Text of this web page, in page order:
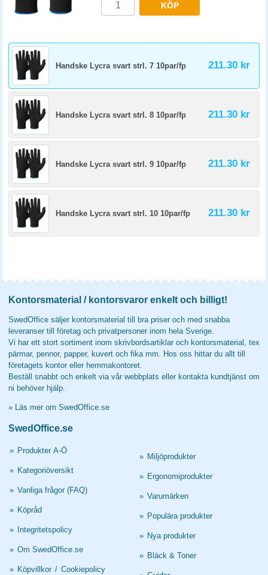
KÖP
Handske Lycra svart strl. 7 10par/fp 211.30 kr
Handske Lycra svart strl. 8 10par/fp 211.30 kr
Handske Lycra svart strl. 9 10par/fp 211.30 kr
Handske Lycra svart strl. 10 10par/fp 211.30 kr
Kontorsmaterial / kontorsvaror enkelt och billigt!
SwedOffice säljer kontorsmaterial till bra priser och med snabba
leveranser till företag och privatpersoner inom hela Sverige.
Vi har ett stort sortiment inom skrivbordsartiklar och kontorsmaterial, tex
pärmar, pennor, papper, kuvert och fika mm. Hos oss hittar du allt till
företagets kontor eller hemmakontoret.
Beställ snabbt och enkelt via vår webbplats eller kontakta kundtjänst om
ni behöver hjälp.
» Läs mer om SwedOffice.se
SwedOffice.se
» Produkter A-Ö
» Kategoriöversikt
» Vanliga frågor (FAQ)
» Köpråd
» Integritetspolicy
» Om SwedOffice.se
» Köpvillkor / Cookiepolicy
» Miljöprodukter
» Ergonomiprodukter
» Varumärken
» Populära produkter
» Nya produkter
» Bläck & Toner